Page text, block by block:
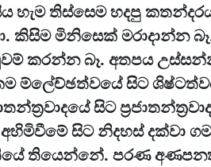
හැම තිස්සෙම හදපු
කිසිම මිනිසෙක් මරාදාන්න
කරන්න බෑ. අතපය
ම්ලේච්ඡත්වයේ සිට
සිට
සිට නිදහස් දක්වා
තියෙන්නේ. පරණ